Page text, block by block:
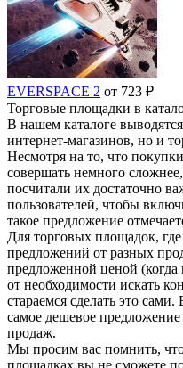
EVERSPACE 2 от 723 ₽
Торговые площадки в
В нашем каталоге
интернет-магазинов, но и
Несмотря на то, что
совершать немного
посчитали их достаточно
пользователей, чтобы
такое предложение
Для торговых площадок,
предложений от разных
предложенной ценой (когда
от необходимости искать
стараемся сделать это
самое дешевое
продаж.
Мы просим вас помнить,
площадках вы не сможете